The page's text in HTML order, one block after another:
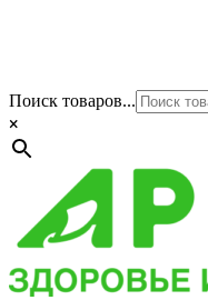
Поиск товаров...
×